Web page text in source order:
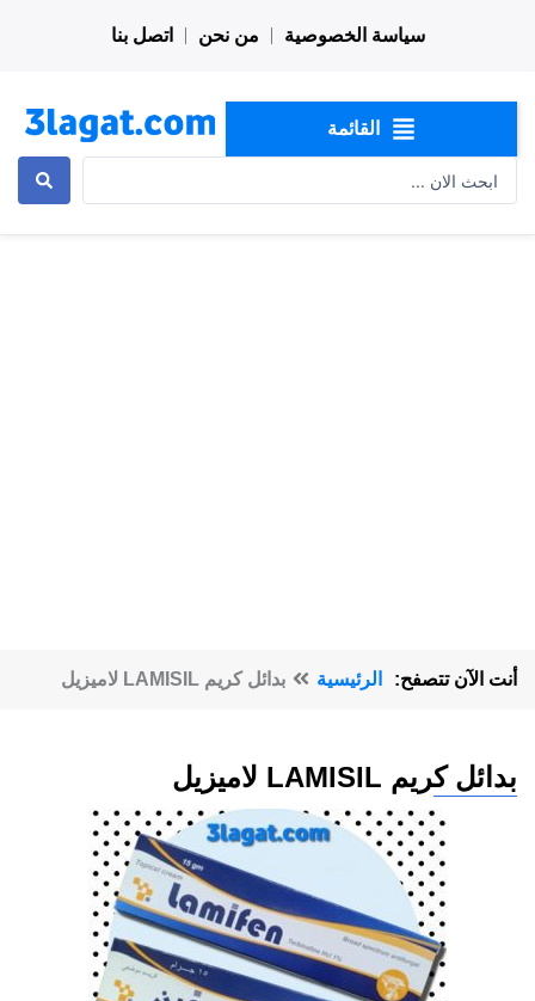
سياسة الخصوصية من نحن اتصل بنا
القائمة
أنت الآن تتصفح: الرئيسية بدائل كريم LAMISIL لاميزيل
بدائل كريم LAMISIL لاميزيل